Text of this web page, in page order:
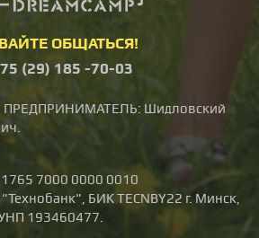
ОБЩАТЬСЯ!
(29) 185 -70-03
Шидловский
1765 7000 0000 0010
БИК TECNBY22 г. Минск,
193460477.